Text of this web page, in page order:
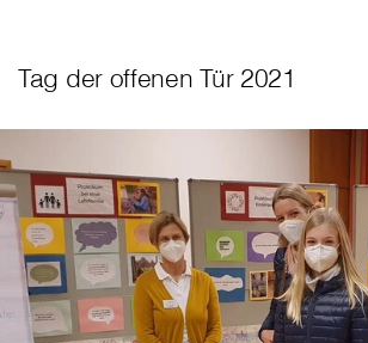
Tag der offenen Tür 2021